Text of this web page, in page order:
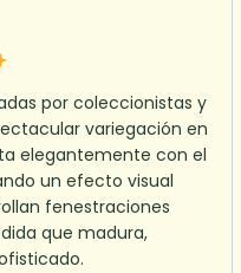
por coleccionistas y
variegación en
elegantemente con el
un efecto visual
fenestraciones
que madura,